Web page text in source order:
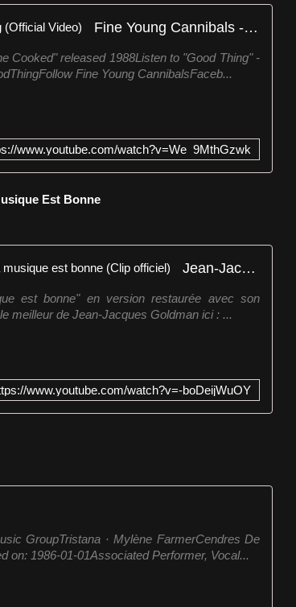
Fine Young Cannibals - Good Thing (Official Video)
Cooked" released 1988Listen to "Good Thing" -
Fine Young CannibalsFaceb...
www.youtube.com/watch?v=We_9MthGzwk
Est Bonne
Jean-Jacques Goldman - Quand la musique est bonne (Clip officiel)
est bonne" en version restaurée avec son
meilleur de Jean-Jacques Goldman ici : ...
www.youtube.com/watch?v=-boDeijWuOY
GroupTristana · Mylène FarmerCendres De
on: 1986-01-01Associated Performer, Vocal...